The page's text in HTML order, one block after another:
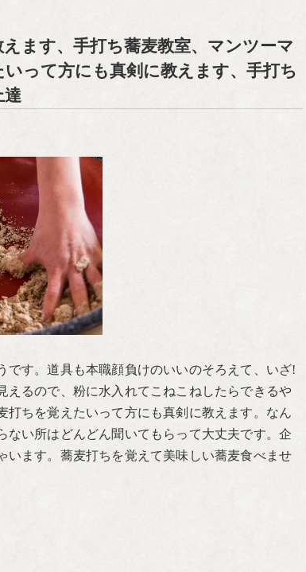
ます、手打ち蕎麦教室、マンツーマ
って方にも真剣に教えます、手打ち
達
す。道具も本職顔負けのいいのそろえて、いざ!
えるので、粉に水入れてこねこねしたらできるや
ちを覚えたいって方にも真剣に教えます。なん
い所はどんどん聞いてもらって大丈夫です。企
ます。蕎麦打ちを覚えて美味しい蕎麦食べませ